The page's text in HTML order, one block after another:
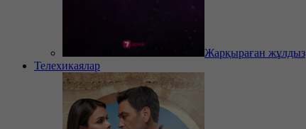
Жарқыраған жұлдыз
Телехикаялар